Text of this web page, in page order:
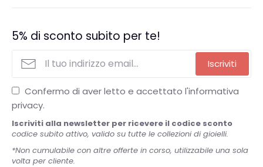
5% di sconto subito per te!
Iscriviti
Confermo di aver letto e accettato l'informativa
privacy.
Iscriviti alla newsletter per ricevere il codice sconto
codice subito attivo, valido su tutte le collezioni di gioielli.
*Non cumulabile con altre offerte in corso, utilizzabile una sola
volta per cliente.